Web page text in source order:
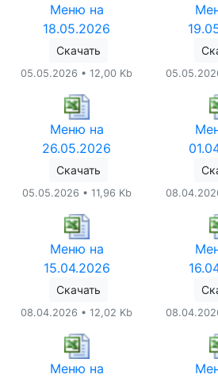
Меню на
18.05.2026
Скачать
05.05.2026 • 12,00 Kb
Меню на
26.05.2026
Скачать
05.05.2026 • 11,96 Kb
Меню на
15.04.2026
Скачать
08.04.2026 • 12,02 Kb
Меню на